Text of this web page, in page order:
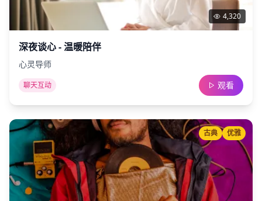
4,320
深夜谈心 - 温暖陪伴
心灵导师
聊天互动 观看
古典 优雅